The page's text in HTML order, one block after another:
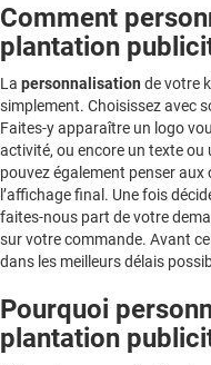
Comment
plantation
La personnalisation de votre
simplement. Choisissez avec
Faites-y apparaître un logo
activité, ou encore un texte ou
pouvez également penser
l’affichage final. Une fois
faites-nous part de votre
sur votre commande. Avant
dans les meilleurs délais
Pourquoi
plantation